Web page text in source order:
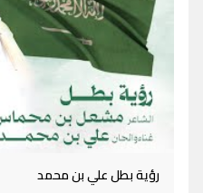
رؤية بطل علي بن محمد